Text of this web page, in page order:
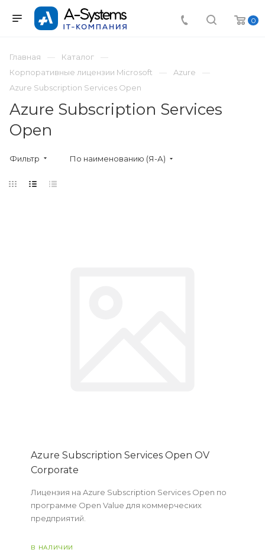
0
Главная
Каталог
Корпоративные лицензии Microsoft
Azure
Azure Subscription Services Open
Azure Subscription Services
Open
Фильтр По наименованию (Я-А)
Azure Subscription Services Open OV
Corporate
Лицензия на Azure Subscription Services Open по
программе Open Value для коммерческих
предприятий.
В НАЛИЧИИ